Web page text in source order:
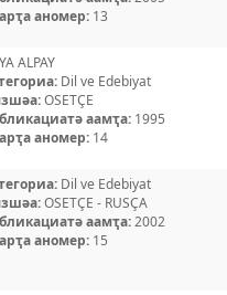
аномер: 13
ALPAY
Dil ve Edebiyat
OSETÇE
аамҭа: 1995
аномер: 14
Dil ve Edebiyat
OSETÇE - RUSÇA
аамҭа:2002
аномер: 15